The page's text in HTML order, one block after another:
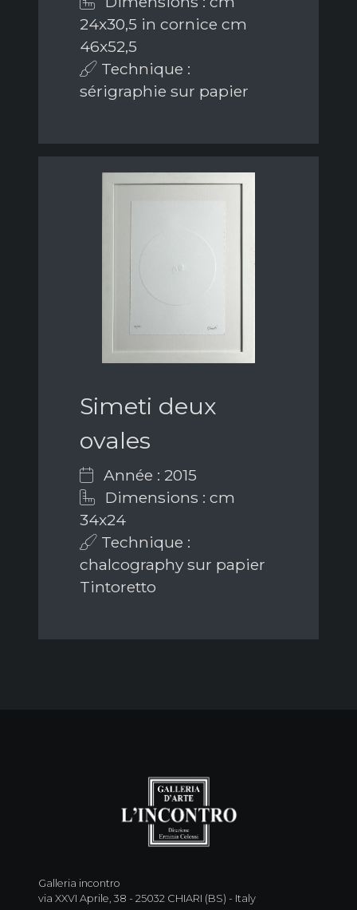
24x30,5 in cornice cm
46x52,5
Technique :
sérigraphie sur papier
Simeti deux
ovales
Année : 2015
Dimensions : cm
34x24
Technique :
chalcography sur papier
Tintoretto
Galleria incontro
via XXVI Aprile, 38 - 25032 CHIARI (BS) - Italy